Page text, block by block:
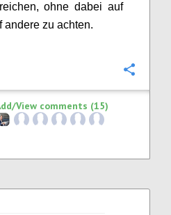
ohne dabei auf
andere zu achten.
View comments (15)